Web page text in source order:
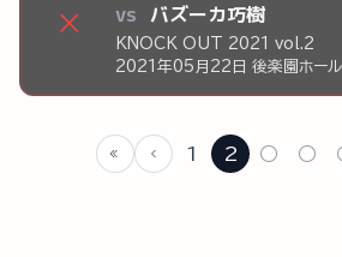
× vs バズーカ巧樹
KNOCK OUT 2021 vol.2
2021年05月22日 後楽園ホール
1 2 ○ ○